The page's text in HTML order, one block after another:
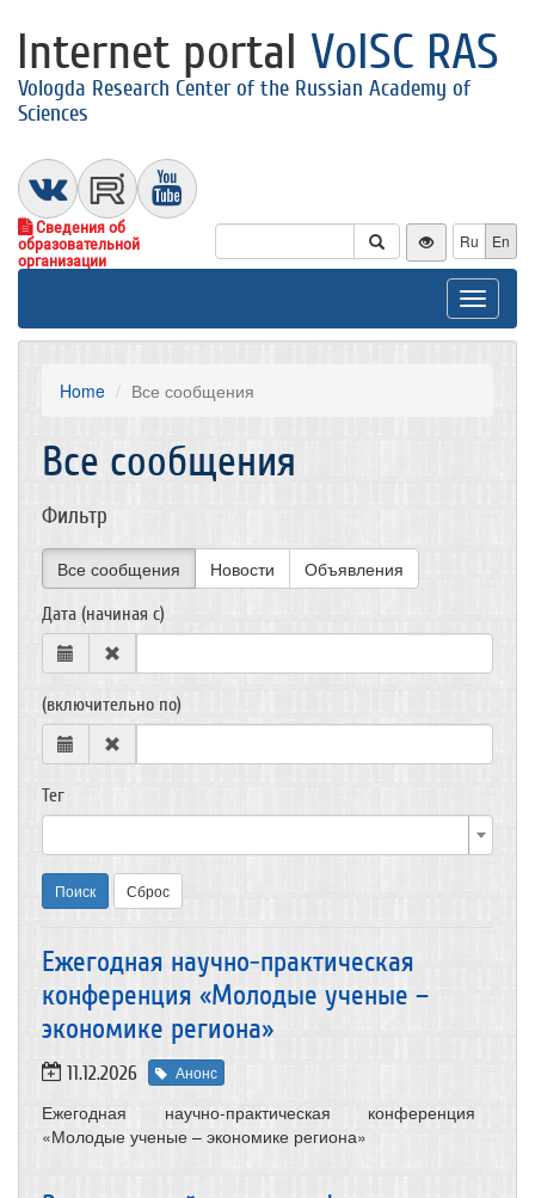
Internet portal VolSC RAS
Vologda Research Center of the Russian Academy of
Sciences
Сведения об
образовательной
организации
Ru En
Toggle
Home Все сообщения
Все сообщения
Фильтр
Все сообщения Новости Объявления
Дата (начиная с)
(включительно по)
Тег
Поиск Сброс
Ежегодная научно-практическая
конференция «Молодые ученые –
экономике региона»
11.12.2026 Анонс
Ежегодная научно-практическая конференция
«Молодые ученые – экономике региона»